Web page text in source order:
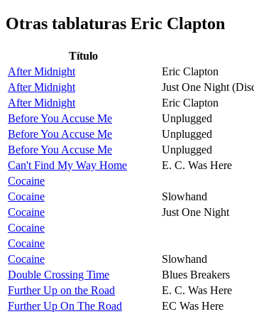
Otras tablaturas Eric Clapton
Título
After Midnight
Eric Clapton
After Midnight
Just One Night
After Midnight
Eric Clapton
Before You Accuse Me
Unplugged
Before You Accuse Me
Unplugged
Before You Accuse Me
Unplugged
Can't Find My Way Home
E. C. Was Here
Cocaine
Cocaine
Slowhand
Cocaine
Just One Night
Cocaine
Cocaine
Cocaine
Slowhand
Double Crossing Time
Blues Breakers
Further Up on the Road
E. C. Was Here
Further Up On The Road
EC Was Here